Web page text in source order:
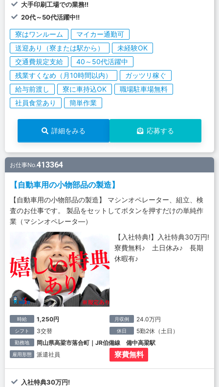
大手印刷工場での業務!!
20代～50代活躍中!!
寮はワンルーム
マイカー通勤可
送迎あり（寮または駅から）
未経験OK
交通費規定支給
40～50代活躍中
残業すくなめ（月10時間以内）
ガッツリ稼ぐ
給与前渡し
寮に車持込OK
職場駐車場無料
社員食堂あり
簡単作業
詳細をみる 応募する
お仕事No.413364
【自動車用の小物部品の製造】
【自動車用の小物部品の製造】 マシンオペレーター、組立、検
査のお仕事です。 製品をセットしてボタンを押すだけの単純作
業（マシンオペレータ―）
【入社特典!】入社特典30万円!
寮費無料♪ 土日休み♪ 長期
休暇有♪
時給 1,250円 月収例 24.0万円
シフト 3交替 休日 5勤2休（土日）
勤務地 岡山県高梁市落合町｜JR伯備線 備中高梁駅
雇用形態 派遣社員 寮費無料
入社特典30万円!